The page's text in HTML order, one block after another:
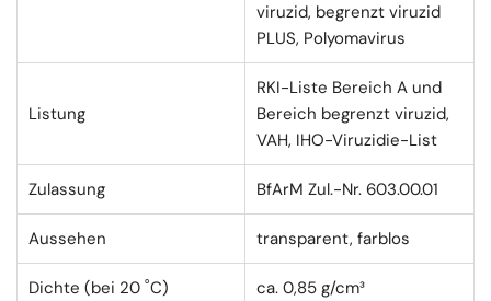
viruzid, begrenzt viruzid
PLUS, Polyomavirus
Listung
RKI-Liste Bereich A und
Bereich begrenzt viruzid,
VAH, IHO-Viruzidie-List
Zulassung BfArM Zul.-Nr. 603.00.01
Aussehen transparent, farblos
Dichte (bei 20 ˚C) ca. 0,85 g/cm³